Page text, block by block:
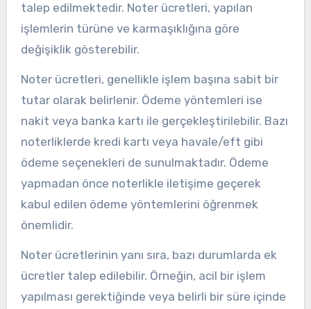
talep edilmektedir. Noter ücretleri, yapılan
işlemlerin türüne ve karmaşıklığına göre
değişiklik gösterebilir.
Noter ücretleri, genellikle işlem başına sabit bir
tutar olarak belirlenir. Ödeme yöntemleri ise
nakit veya banka kartı ile gerçekleştirilebilir. Bazı
noterliklerde kredi kartı veya havale/eft gibi
ödeme seçenekleri de sunulmaktadır. Ödeme
yapmadan önce noterlikle iletişime geçerek
kabul edilen ödeme yöntemlerini öğrenmek
önemlidir.
Noter ücretlerinin yanı sıra, bazı durumlarda ek
ücretler talep edilebilir. Örneğin, acil bir işlem
yapılması gerektiğinde veya belirli bir süre içinde